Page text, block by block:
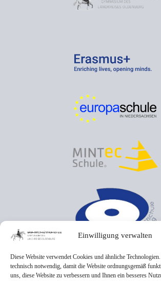
Einwilligung verwalten
Diese Website verwendet Cookies und ähnliche
technisch notwendig, damit die Website ordnungsgemäß
uns, diese Website zu verbessern und Ihnen ein besseres